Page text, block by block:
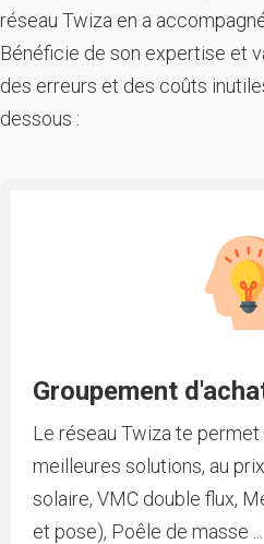
réseau Twiza en a
Bénéficie de son expertise et
des erreurs et des coûts
dessous :
Groupement
Le réseau Twiza te
meilleures solutions, au
solaire, VMC double flux,
et pose), Poêle de masse ...